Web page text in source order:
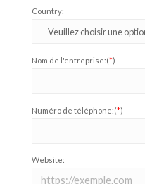
Country:
Nom de l'entreprise:(*)
Numéro de téléphone:(*)
Website: